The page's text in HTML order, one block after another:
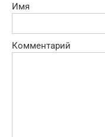
Имя
Комментарий